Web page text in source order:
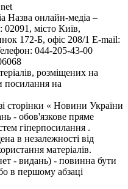
Назва онлайн-медіа –
місто Київ,
172-Б, офіс 208/1 E-mail:
044-205-43-00
розміщених на
посилання на
сторінки « Новини України
- обов'язкове пряме
гіперпосилання .
в незалежності від
матеріалів.
- видань) - повинна бути
в першому абзаці